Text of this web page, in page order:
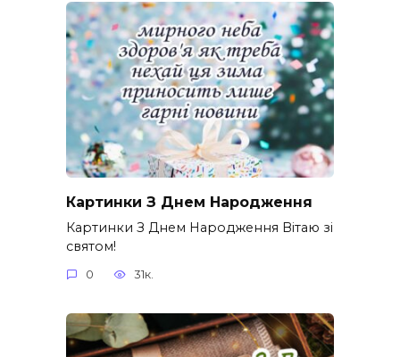
Картинки З Днем Народження
Картинки З Днем Народження Вітаю зі
святом!
0 31к.